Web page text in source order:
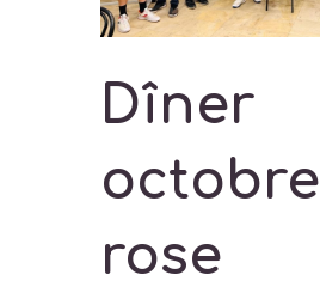
Dîner
octobre
rose